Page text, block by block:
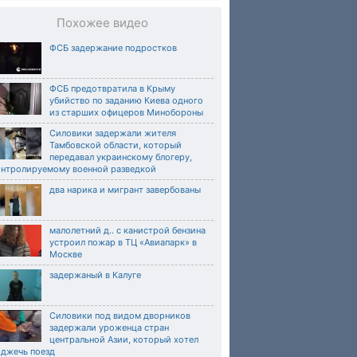
Похожее видео
ФСБ задержание подростков
ФСБ предотвратила в Крыму
убийство по заданию Киева одного
из старших офицеров Минобороны
Силовики задержали жителя
Тамбовской области, который
передавал украинскому блогеру,
военной разведкой
два нарика и мигрант завербованы
малолетний д.. с канистрой бензина
устроил пожар в ТЦ «Авиапарк» в
Москве
задержаный в Калуге
Силовики под видом дворников
задержали уроженца стран
центральной Азии, который хотел
поезд